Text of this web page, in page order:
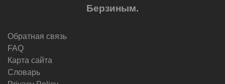
Берзиным.
Обратная связь
FAQ
Карта сайта
Словарь